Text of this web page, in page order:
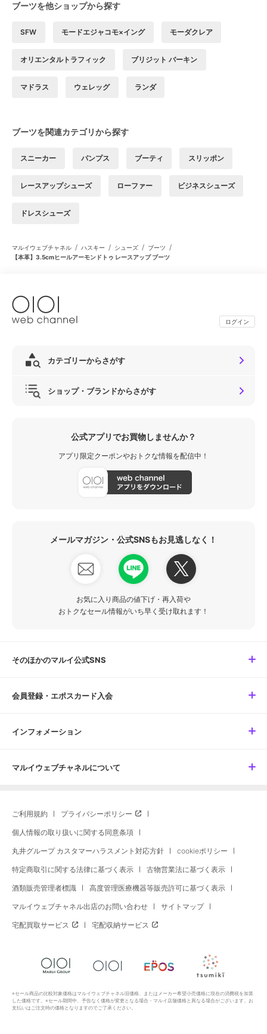
ブーツを他ショップから探す
SFW モードエジャコモ×イング モーダクレア
オリエンタルトラフィック ブリジット バーキン
マドラス ウェレッグ ランダ
ブーツを関連カテゴリから探す
スニーカー パンプス ブーティ スリッポン
レースアップシューズ ローファー ビジネスシューズ
ドレスシューズ
マルイウェブチャネル / ハスキー / シューズ / ブーツ /
【本革】3.5cmヒールアーモンドトゥ レースアップ ブーツ
ログイン
カテゴリーからさがす
ショップ・ブランドからさがす
公式アプリでお買物しませんか？
アプリ限定クーポンやおトクな情報を配信中！
メールマガジン・公式SNSもお見逃しなく！
お気に入り商品の値下げ・再入荷や
おトクなセール情報がいち早く受け取れます！
そのほかのマルイ公式SNS
会員登録・エポスカード入会
インフォメーション
マルイウェブチャネルについて
ご利用規約 プライバシーポリシー
個人情報の取り扱いに関する同意条項
丸井グループ カスタマーハラスメント対応方針 cookieポリシー
特定商取引に関する法律に基づく表示 古物営業法に基づく表示
酒類販売管理者標識 高度管理医療機器等販売許可に基づく表示
マルイウェブチャネル出店のお問い合わせ サイトマップ
宅配買取サービス 宅配収納サービス
※セール商品の比較対象価格はマルイウェブチャネル旧価格、またはメーカー希望小売価格に現在の消費税を加算
した価格です。※セール期間中、予告なく価格が変更となる場合・マルイ店舗価格と異なる場合がございます。お
支払いはご注文時の価格となりますのでご了承ください。